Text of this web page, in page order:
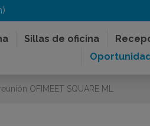
Sillas de oficina
OFIMEET SQUARE ML